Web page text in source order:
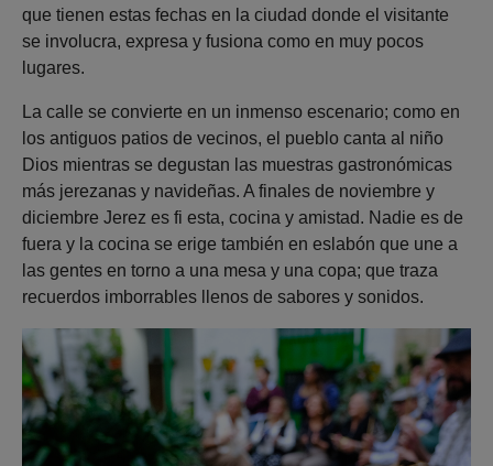
que tienen estas fechas en la ciudad donde el visitante
se involucra, expresa y fusiona como en muy pocos
lugares.
La calle se convierte en un inmenso escenario; como en
los antiguos patios de vecinos, el pueblo canta al niño
Dios mientras se degustan las muestras gastronómicas
más jerezanas y navideñas. A finales de noviembre y
diciembre Jerez es fi esta, cocina y amistad. Nadie es de
fuera y la cocina se erige también en eslabón que une a
las gentes en torno a una mesa y una copa; que traza
recuerdos imborrables llenos de sabores y sonidos.